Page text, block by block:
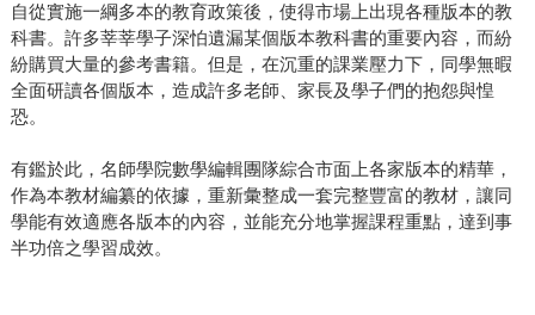
自從實施一綱多本的教育政策後，使得市場上出現各種版本的教
科書。許多莘莘學子深怕遺漏某個版本教科書的重要內容，而紛
紛購買大量的參考書籍。但是，在沉重的課業壓力下，同學無暇
全面研讀各個版本，造成許多老師、家長及學子們的抱怨與惶
恐。
有鑑於此，名師學院數學編輯團隊綜合市面上各家版本的精華，
作為本教材編纂的依據，重新彙整成一套完整豐富的教材，讓同
學能有效適應各版本的內容，並能充分地掌握課程重點，達到事
半功倍之學習成效。